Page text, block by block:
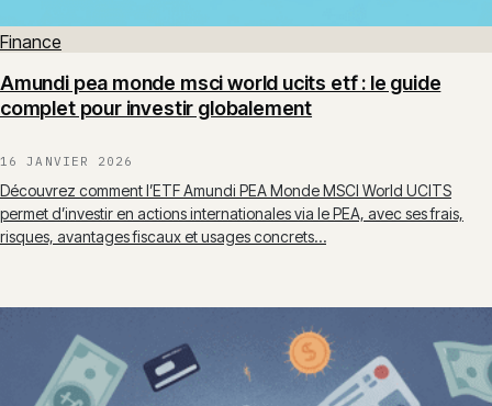
Finance
Amundi pea monde msci world ucits etf : le guide
complet pour investir globalement
16 JANVIER 2026
Découvrez comment l’ETF Amundi PEA Monde MSCI World UCITS
permet d’investir en actions internationales via le PEA, avec ses frais,
risques, avantages fiscaux et usages concrets…